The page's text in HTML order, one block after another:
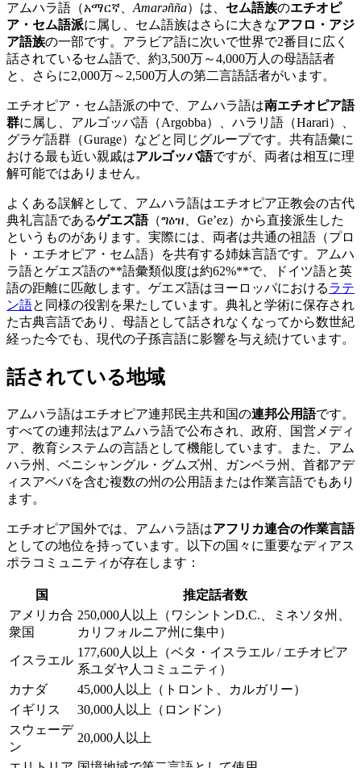
アムハラ語（አማርኛ、 Amarəñña）は、 セム語族のエチオピ
ア・セム語派に属し、セム語族はさらに大きなアフロ・アジ
ア語族の一部です。アラビア語に次いで世界で2番目に広く
話されているセム語で、約3,500万～4,000万人の母語話者
と、さらに2,000万～2,500万人の第二言語話者がいます。
エチオピア・セム語派の中で、アムハラ語は南エチオピア語
群に属し、アルゴッバ語（Argobba）、ハラリ語（Harari）、
グラゲ語群（Gurage）などと同じグループです。共有語彙に
おける最も近い親戚はアルゴッバ語ですが、両者は相互に理
解可能ではありません。
よくある誤解として、アムハラ語はエチオピア正教会の古代
典礼言語であるゲエズ語（ግዕዝ、Ge’ez）から直接派生した
というものがあります。実際には、両者は共通の祖語（プロ
ト・エチオピア・セム語）を共有する姉妹言語です。アムハ
ラ語とゲエズ語の**語彙類似度は約62%**で、ドイツ語と英
語の距離に匹敵します。ゲエズ語はヨーロッパにおけるラテ
ン語と同様の役割を果たしています。典礼と学術に保存され
た古典言語であり、母語として話されなくなってから数世紀
経った今でも、現代の子孫言語に影響を与え続けています。
話されている地域
アムハラ語はエチオピア連邦民主共和国の連邦公用語です。
すべての連邦法はアムハラ語で公布され、政府、国営メディ
ア、教育システムの言語として機能しています。また、アム
ハラ州、ベニシャングル・グムズ州、ガンベラ州、首都アデ
ィスアベバを含む複数の州の公用語または作業言語でもあり
ます。
エチオピア国外では、アムハラ語はアフリカ連合の作業言語
としての地位を持っています。以下の国々に重要なディアス
ポラコミュニティが存在します：
国
推定話者数
アメリカ合
衆国
250,000人以上（ワシントンD.C.、ミネソタ州、
カリフォルニア州に集中）
イスラエル
177,600人以上（ベタ・イスラエル / エチオピア
系ユダヤ人コミュニティ）
カナダ
45,000人以上（トロント、カルガリー）
イギリス
30,000人以上（ロンドン）
スウェーデ
ン
20,000人以上